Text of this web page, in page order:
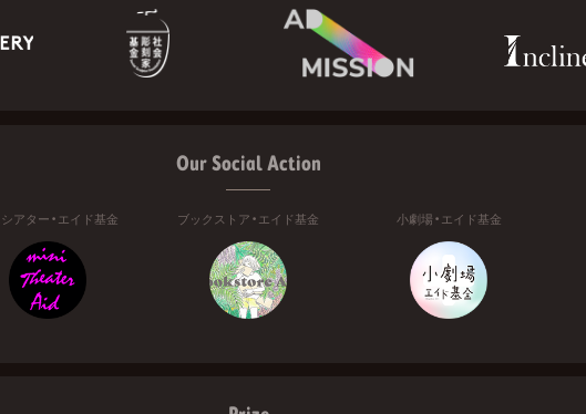
Our Social Action
アター・エイド基金 ブックストア・エイド基金 小劇場・エイド基金